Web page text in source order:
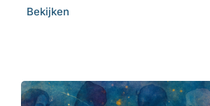
Bekijken